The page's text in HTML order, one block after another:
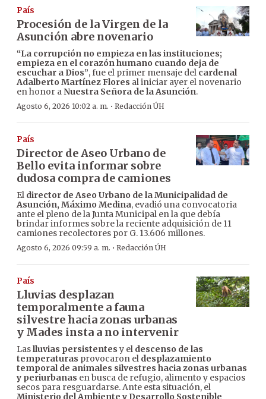
País
Procesión de la Virgen de la
Asunción abre novenario
“La corrupción no empieza en las instituciones;
empieza en el corazón humano cuando deja de
escuchar a Dios”, fue el primer mensaje del cardenal
Adalberto Martínez Flores al iniciar ayer el novenario
en honor aNuestra Señora de la Asunción.
Agosto 6, 2026 10:02 a. m. · Redacción ÚH
País
Director de Aseo Urbano de
Bello evita informar sobre
dudosa compra de camiones
El director de Aseo Urbano de la Municipalidad de
Asunción, Máximo Medina, evadió una convocatoria
ante el pleno de la Junta Municipal en la que debía
brindar informes sobre la reciente adquisición de 11
camiones recolectores por G. 13.606 millones.
Agosto 6, 2026 09:59 a. m. · Redacción ÚH
País
Lluvias desplazan
temporalmente a fauna
silvestre hacia zonas urbanas
y Mades insta a no intervenir
Laslluvias persistentes y el descenso de las
temperaturas provocaron el desplazamiento
temporal de animales silvestres hacia zonas urbanas
y periurbanas en busca de refugio, alimento y espacios
secos para resguardarse. Ante esta situación, el
Ministerio del Ambiente y Desarrollo Sostenible